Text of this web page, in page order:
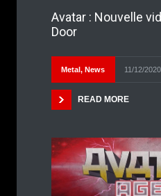
Avatar : Nouvelle
Door
Metal, News 11/12/2020
READ MORE